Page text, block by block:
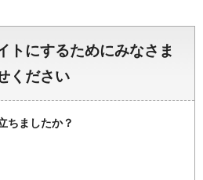
トにするためにみなさま
ください
ちましたか？